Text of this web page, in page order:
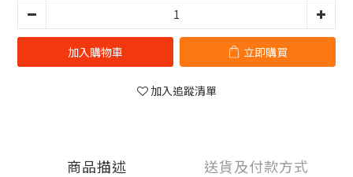
加入購物車 立即購買
加入追蹤清單
商品描述 送貨及付款方式